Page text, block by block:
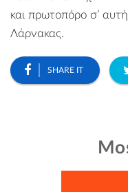
και πρωτοπόρο σ’
Λάρνακας.
SHARE IT